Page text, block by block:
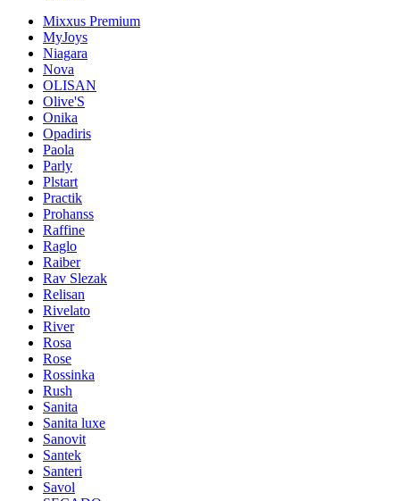
Mixxus Premium
MyJoys
Niagara
Nova
OLISAN
Olive'S
Onika
Opadiris
Paola
Parly
Plstart
Practik
Prohanss
Raffine
Raglo
Raiber
Rav Slezak
Relisan
Rivelato
River
Rosa
Rose
Rossinka
Rush
Sanita
Sanita luxe
Sanovit
Santek
Santeri
Savol